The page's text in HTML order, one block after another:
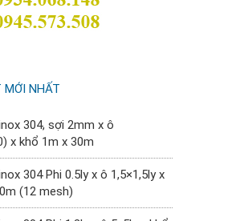
MỚI NHẤT
304, sợi 2mm x ô
x khổ 1m x 30m
304 Phi 0.5ly x ô 1,5×1,5ly x
(12 mesh)